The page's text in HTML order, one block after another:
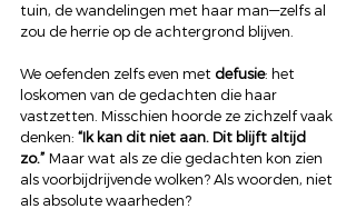
tuin, de wandelingen met haar man—zelfs al
zou de herrie op de achtergrond blijven.
We oefenden zelfs even met defusie: het
loskomen van de gedachten die haar
vastzetten. Misschien hoorde ze zichzelf vaak
denken: “Ik kan dit niet aan. Dit blijft altijd
zo.” Maar wat als ze die gedachten kon zien
als voorbijdrijvende wolken? Als woorden, niet
als absolute waarheden?